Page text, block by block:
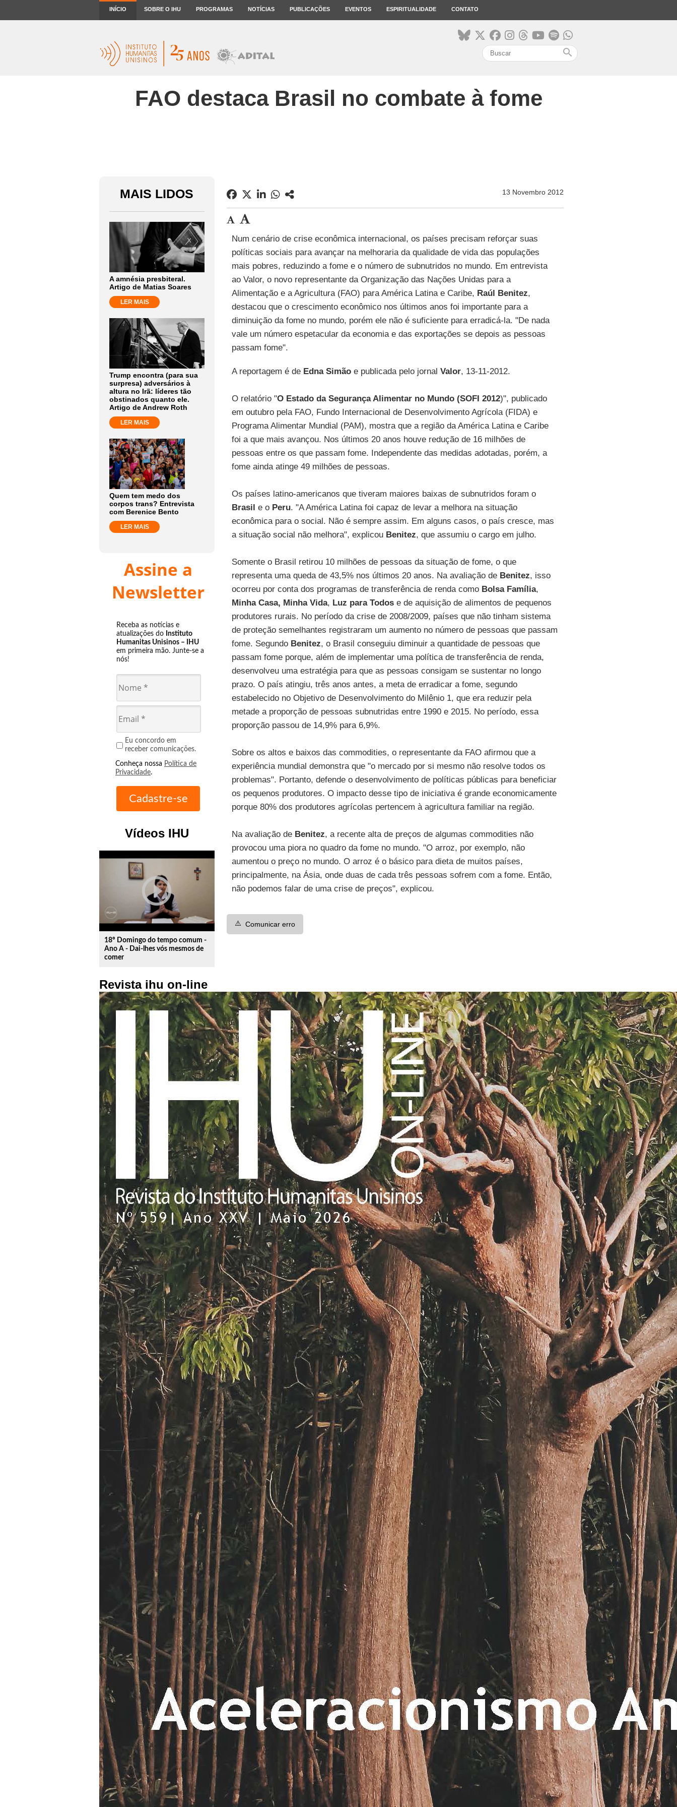
INÍCIO SOBRE O IHU PROGRAMAS NOTÍCIAS PUBLICAÇÕES EVENTOS ESPIRITUALIDADE CONTATO
search
FAO destaca Brasil no combate à fome
MAIS LIDOS
A amnésia presbiteral.
Artigo de Matias Soares
LER MAIS
Trump encontra (para sua
surpresa) adversários à
altura no Irã: líderes tão
obstinados quanto ele.
Artigo de Andrew Roth
LER MAIS
Quem tem medo dos
corpos trans? Entrevista
com Berenice Bento
LER MAIS
Assine a
Newsletter
Receba as notícias e
atualizações do Instituto
Humanitas Unisinos – IHU
em primeira mão. Junte-se a
nós!
Eu concordo em
receber comunicações.
Conheça nossa Política de
Privacidade.
Vídeos IHU
play_circle_outline
18º Domingo do tempo comum -
Ano A - Dai-lhes vós mesmos de
comer
Revista ihu on-line
13 Novembro 2012
Num cenário de crise econômica internacional, os países precisam reforçar suas
políticas sociais para avançar na melhoraria da qualidade de vida das populações
mais pobres, reduzindo a fome e o número de subnutridos no mundo. Em entrevista
ao Valor, o novo representante da Organização das Nações Unidas para a
Alimentação e a Agricultura (FAO) para América Latina e Caribe, Raúl Benitez,
destacou que o crescimento econômico nos últimos anos foi importante para a
diminuição da fome no mundo, porém ele não é suficiente para erradicá-la. "De nada
vale um número espetacular da economia e das exportações se depois as pessoas
passam fome".
A reportagem é de Edna Simãoe publicada pelo jornal Valor, 13-11-2012.
O relatório "O Estado da Segurança Alimentar no Mundo (SOFI 2012)", publicado
em outubro pela FAO, Fundo Internacional de Desenvolvimento Agrícola (FIDA) e
Programa Alimentar Mundial (PAM), mostra que a região da América Latina e Caribe
foi a que mais avançou. Nos últimos 20 anos houve redução de 16 milhões de
pessoas entre os que passam fome. Independente das medidas adotadas, porém, a
fome ainda atinge 49 milhões de pessoas.
Os países latino-americanos que tiveram maiores baixas de subnutridos foram o
Brasil e o Peru. "A América Latina foi capaz de levar a melhora na situação
econômica para o social. Não é sempre assim. Em alguns casos, o país cresce, mas
a situação social não melhora", explicou Benitez, que assumiu o cargo em julho.
Somente o Brasil retirou 10 milhões de pessoas da situação de fome, o que
representa uma queda de 43,5% nos últimos 20 anos. Na avaliação de Benitez, isso
ocorreu por conta dos programas de transferência de renda como Bolsa Família,
Minha Casa, Minha Vida, Luz para Todose de aquisição de alimentos de pequenos
produtores rurais. No período da crise de 2008/2009, países que não tinham sistema
de proteção semelhantes registraram um aumento no número de pessoas que passam
fome. Segundo Benitez, o Brasil conseguiu diminuir a quantidade de pessoas que
passam fome porque, além de implementar uma política de transferência de renda,
desenvolveu uma estratégia para que as pessoas consigam se sustentar no longo
prazo. O país atingiu, três anos antes, a meta de erradicar a fome, segundo
estabelecido no Objetivo de Desenvolvimento do Milênio 1, que era reduzir pela
metade a proporção de pessoas subnutridas entre 1990 e 2015. No período, essa
proporção passou de 14,9% para 6,9%.
Sobre os altos e baixos das commodities, o representante da FAO afirmou que a
experiência mundial demonstra que "o mercado por si mesmo não resolve todos os
problemas". Portanto, defende o desenvolvimento de políticas públicas para beneficiar
os pequenos produtores. O impacto desse tipo de iniciativa é grande economicamente
porque 80% dos produtores agrícolas pertencem à agricultura familiar na região.
Na avaliação de Benitez, a recente alta de preços de algumas commodities não
provocou uma piora no quadro da fome no mundo. "O arroz, por exemplo, não
aumentou o preço no mundo. O arroz é o básico para dieta de muitos países,
principalmente, na Ásia, onde duas de cada três pessoas sofrem com a fome. Então,
não podemos falar de uma crise de preços", explicou.
⚠️ Comunicar erro